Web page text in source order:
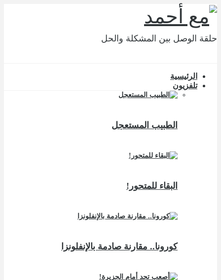
حلقة الوصل بين المشكلة والحل
الرئيسية
تلفزيون
الطبيب المستعجل
البقاء للمتحور!
كورونا.. مقارنة صادمة بالإنفلونزا